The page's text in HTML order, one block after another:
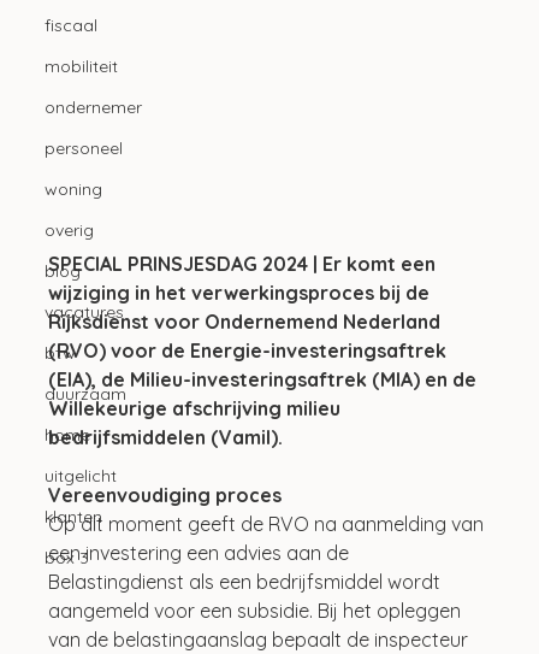
fiscaal
mobiliteit
ondernemer
personeel
woning
overig
blog
vacatures
btw
duurzaam
home
uitgelicht
klanten
box 3
SPECIAL PRINSJESDAG 2024 | Er komt een
wijziging in het verwerkingsproces bij de
Rijksdienst voor Ondernemend Nederland
(RVO) voor de Energie-investeringsaftrek
(EIA), de Milieu-investeringsaftrek (MIA) en de
Willekeurige afschrijving milieu
bedrijfsmiddelen (Vamil).
Vereenvoudiging proces
Op dit moment geeft de RVO na aanmelding van
een investering een advies aan de
Belastingdienst als een bedrijfsmiddel wordt
aangemeld voor een subsidie. Bij het opleggen
van de belastingaanslag bepaalt de inspecteur